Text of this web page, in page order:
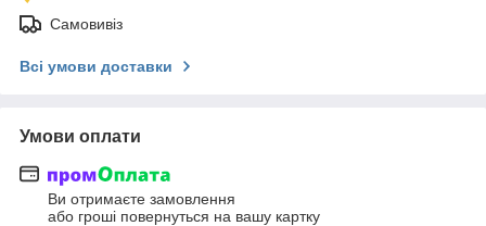
Самовивіз
Всі умови доставки
Умови оплати
Ви отримаєте замовлення
або гроші повернуться на вашу картку